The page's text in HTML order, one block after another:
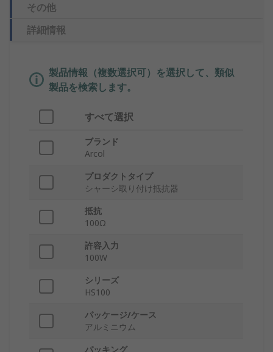
その他
詳細情報
製品情報（複数選択可）を選択して、類似
製品を検索します。
すべて選択
ブランド
Arcol
プロダクトタイプ
シャーシ取り付け抵抗器
抵抗
100Ω
許容入力
100W
シリーズ
HS100
パッケージ/ケース
アルミニウム
パッキング